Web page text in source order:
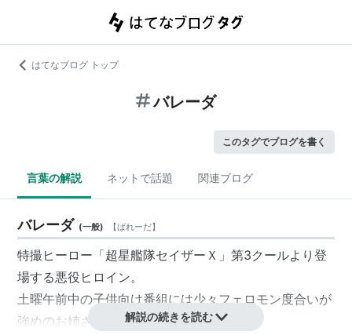
はてなブログ トップ
バレーダ
このタグでブログを書く
言葉の解説 ネットで話題 関連ブログ
バレーダ (一般) 【ばれーだ】
特撮ヒーロー「超星艦隊セイザーＸ」第3クールより登
場する悪役ヒロイン。
土曜午前中の子供向け番組には少々フェロモン度合いが
強めのお姉さま。
解説の続きを読む